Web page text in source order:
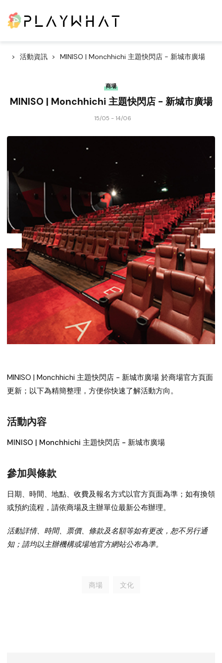
活動資訊 MINISO | Monchhichi 主題快閃店 - 新城市廣場
商場
MINISO | Monchhichi 主題快閃店 - 新城市廣場
15/05 - 14/06
MINISO | Monchhichi 主題快閃店 - 新城市廣場 於商場官方頁面
更新；以下為精簡整理，方便你快速了解活動方向。
活動內容
MINISO | Monchhichi 主題快閃店 - 新城市廣場
參加與條款
日期、時間、地點、收費及報名方式以官方頁面為準；如有換領
或預約流程，請依商場及主辦單位最新公布辦理。
活動詳情、時間、票價、條款及名額等如有更改，恕不另行通
知；請均以主辦機構或場地官方網站公布為準。
商場 文化